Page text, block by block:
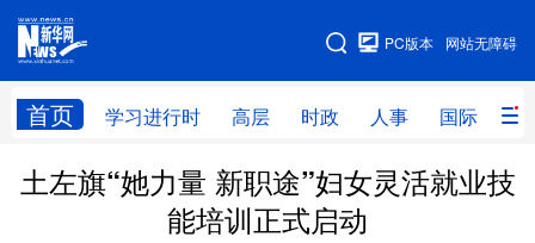
网站无障碍
PC版本
首页 学习进行时 高层 时政 人事 国际 财
网站地图
学习进行时 高层 时政 人事
财经 网评
土左旗“她力量 新职途”妇女灵活就业技
能培训正式启动